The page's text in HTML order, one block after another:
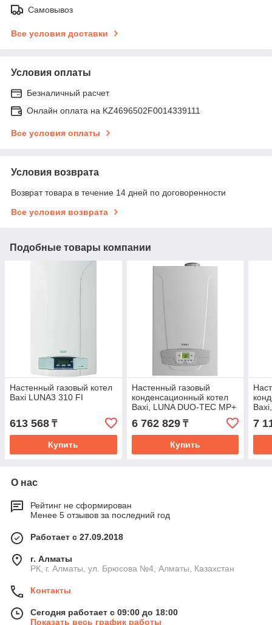
Самовывоз
Все условия доставки
Условия оплаты
Безналичный расчет
Онлайн оплата на KZ4696502F0014339111
Все условия оплаты
Условия возврата
Возврат товара в течение 14 дней по договоренности
Все условия возврата
Подобные товары компании
Настенный газовый котел
Baxi LUNA3 310 FI
613 568 ₸
Купить
Настенный газовый
конденсационный котел
Baxi, LUNA DUO-TEC MP+
6 762 829₸
Купить
7
О нас
Рейтинг не сформирован
Менее 5 отзывов за последний год
Работает с 27.09.2018
г. Алматы
РК, г. Алматы, ул. Брюсова №4, Алматы, Казахстан
Контакты
Сегодня работает с 09:00 до 18:00
Показать весь график работы